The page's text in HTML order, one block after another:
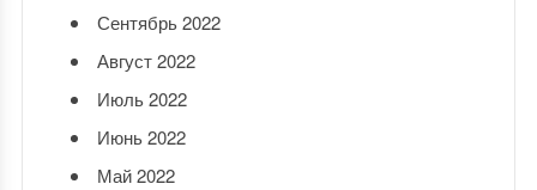
Сентябрь 2022
Август 2022
Июль 2022
Июнь 2022
Май 2022